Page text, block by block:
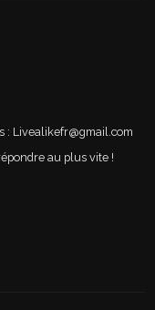
: Livealikefr@gmail.com
au plus vite !